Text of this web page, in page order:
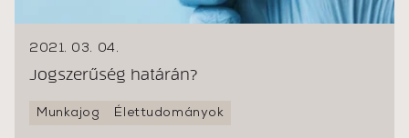
2021. 03. 04.
Jogszerűség határán?
Munkajog Élettudományok